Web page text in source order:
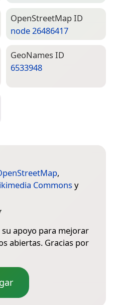
Open­Street­Map ID
node 26486417
Geo­Names ID
6533948
,
Commons y
apoyo para mejorar
abiertas. Gracias por